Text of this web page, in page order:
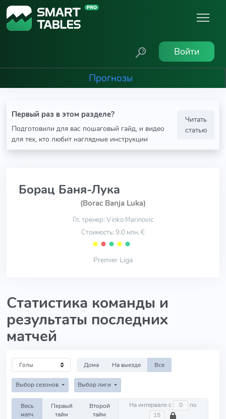
Войти
Прогнозы
Первый раз в этом разделе?
Подготовили для вас пошаговый гайд, и видео
для тех, кто любит наглядные инструкции
Читать
статью
Борац Баня-Лука
(Borac Banja Luka)
Гл. тренер: Vinko Marinovic
Стоимость: 9.0 млн. €
⬤ ⬤ ⬤ ⬤ ⬤
Premier Liga
Статистика команды и
результаты последних
матчей
Дома На выезде Все
Выбор сезонов Выбор лиги
Весь
матч
Первый
тайм
Второй
тайм
На интервале с по